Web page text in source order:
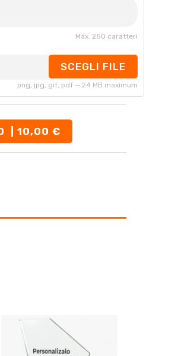
| 10,00 €
Max. 250 caratteri
SCEGLI FILE
png, jpg, gif, pdf — 24 MB maximum